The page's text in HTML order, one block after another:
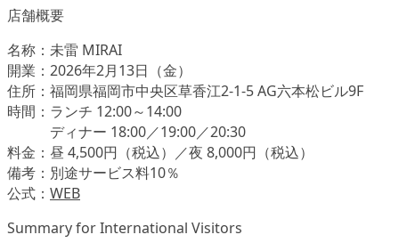
店舗概要
名称：未雷 MIRAI
開業：2026年2月13日（金）
住所：福岡県福岡市中央区草香江2-1-5 AG六本松ビル9F
時間：ランチ 12:00～14:00
ディナー 18:00／19:00／20:30
料金：昼 4,500円（税込）／夜 8,000円（税込）
備考：別途サービス料10％
公式： WEB
Summary for International Visitors